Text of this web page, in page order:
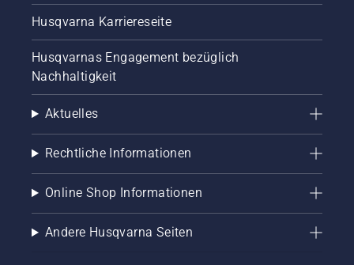
Husqvarna Karriereseite
Husqvarnas Engagement bezüglich
Nachhaltigkeit
Aktuelles
Rechtliche Informationen
Online Shop Informationen
Andere Husqvarna Seiten